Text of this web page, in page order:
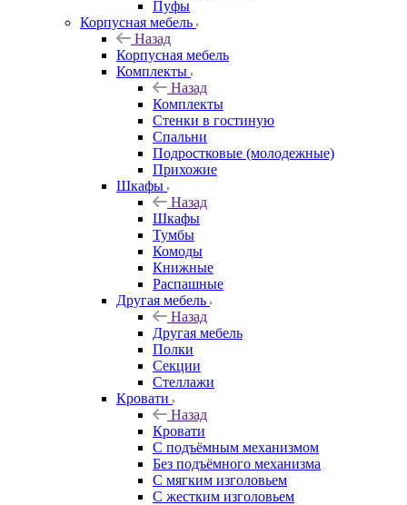
Пуфы
Корпусная мебель
Назад
Корпусная мебель
Комплекты
Назад
Комплекты
Стенки в гостиную
Спальни
Подростковые (молодежные)
Прихожие
Шкафы
Назад
Шкафы
Тумбы
Комоды
Книжные
Распашные
Другая мебель
Назад
Другая мебель
Полки
Секции
Стеллажи
Кровати
Назад
Кровати
С подъёмным механизмом
Без подъёмного механизма
С мягким изголовьем
С жестким изголовьем